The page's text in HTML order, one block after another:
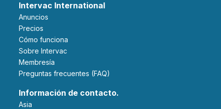
Intervac International
Anuncios
Precios
Cómo funciona
Sobre Intervac
Membresía
Preguntas frecuentes (FAQ)
Información de contacto.
Asia